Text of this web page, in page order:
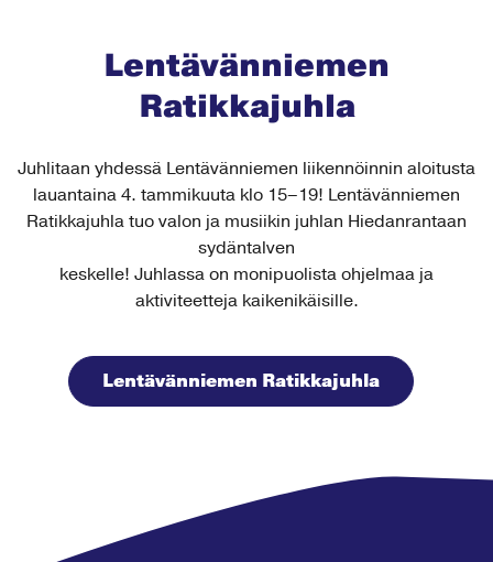
Lentävänniemen
Ratikkajuhla
Juhlitaan yhdessä Lentävänniemen liikennöinnin aloitusta
lauantaina 4. tammikuuta klo 15–19! Lentävänniemen
Ratikkajuhla tuo valon ja musiikin juhlan Hiedanrantaan
sydäntalven
keskelle! Juhlassa on monipuolista ohjelmaa ja
aktiviteetteja kaikenikäisille.
Lentävänniemen Ratikkajuhla